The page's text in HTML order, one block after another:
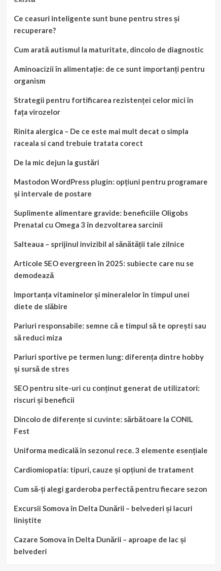
Ce ceasuri inteligente sunt bune pentru stres și
recuperare?
Cum arată autismul la maturitate, dincolo de diagnostic
Aminoacizii în alimentație: de ce sunt importanți pentru
organism
Strategii pentru fortificarea rezistenței celor mici în
fața virozelor
Rinita alergica – De ce este mai mult decat o simpla
raceala si cand trebuie tratata corect
De la mic dejun la gustări
Mastodon WordPress plugin: opțiuni pentru programare
și intervale de postare
Suplimente alimentare gravide: beneficiile Oligobs
Prenatal cu Omega 3 în dezvoltarea sarcinii
Salteaua – sprijinul invizibil al sănătății tale zilnice
Articole SEO evergreen în 2025: subiecte care nu se
demodează
Importanța vitaminelor și mineralelor în timpul unei
diete de slăbire
Pariuri responsabile: semne că e timpul să te oprești sau
să reduci miza
Pariuri sportive pe termen lung: diferența dintre hobby
și sursă de stres
SEO pentru site-uri cu conținut generat de utilizatori:
riscuri și beneficii
Dincolo de diferențe si cuvinte: sărbătoare la CONIL
Fest
Uniforma medicală în sezonul rece. 3 elemente esențiale
Cardiomiopatia: tipuri, cauze și opțiuni de tratament
Cum să-ți alegi garderoba perfectă pentru fiecare sezon
Excursii Somova în Delta Dunării – belvederi și lacuri
liniștite
Cazare Somova în Delta Dunării – aproape de lac și
belvederi